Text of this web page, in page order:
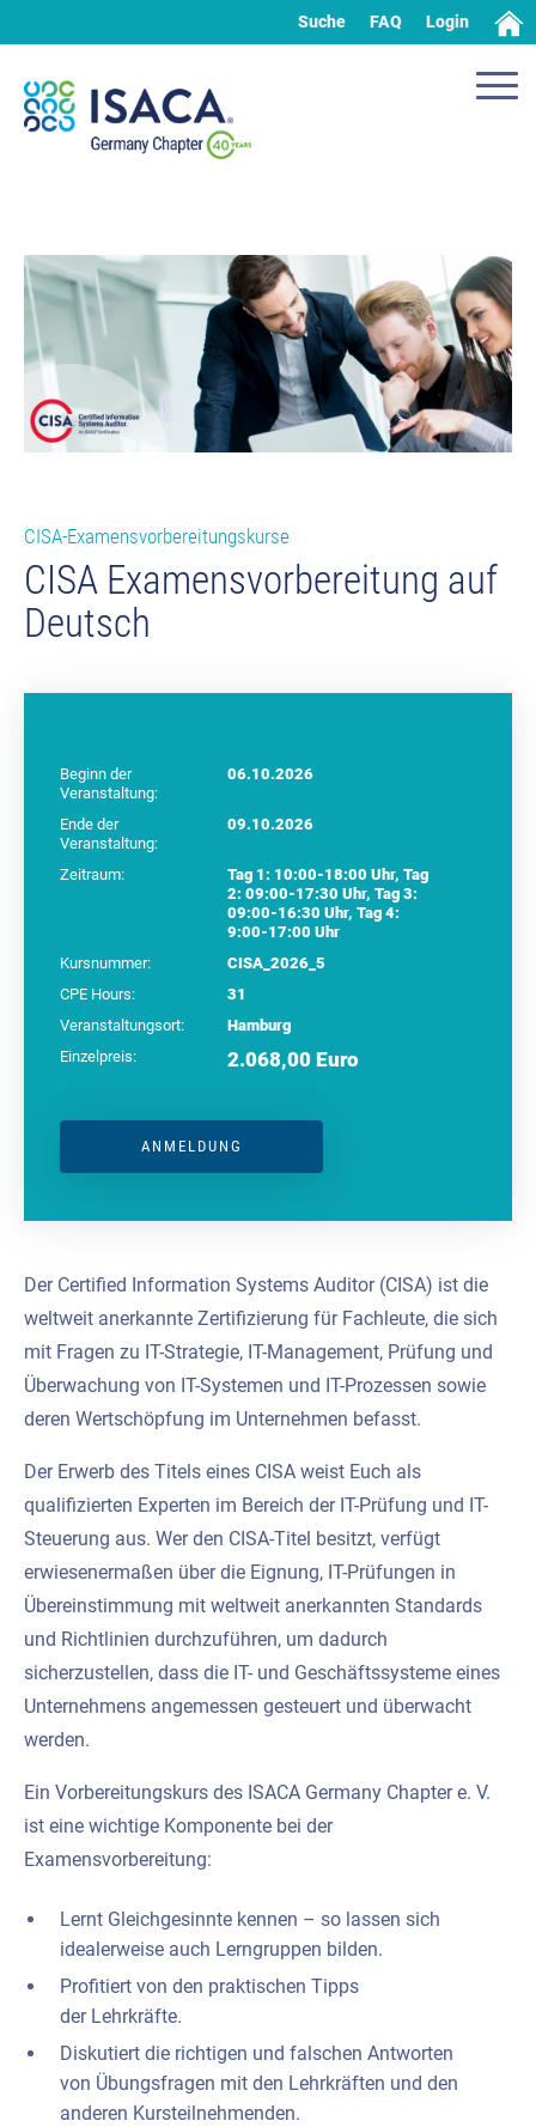
Suche FAQ Login
CISA-Examensvorbereitungskurse
CISA Examensvorbereitung auf
Deutsch
Beginn der
Veranstaltung:
06.10.2026
Ende der
Veranstaltung:
09.10.2026
Zeitraum:
Tag 1: 10:00-18:00 Uhr, Tag
2: 09:00-17:30 Uhr, Tag 3:
09:00-16:30 Uhr, Tag 4:
9:00-17:00 Uhr
Kursnummer:
CISA_2026_5
CPE Hours:
31
Veranstaltungsort:
Hamburg
Einzelpreis:
2.068,00 Euro
ANMELDUNG
Der Certified Information Systems Auditor (CISA) ist die
weltweit anerkannte Zertifizierung für Fachleute, die sich
mit Fragen zu IT-Strategie, IT-Management, Prüfung und
Überwachung von IT-Systemen und IT-Prozessen sowie
deren Wertschöpfung im Unternehmen befasst.
Der Erwerb des Titels eines CISA weist Euch als
qualifizierten Experten im Bereich der IT-Prüfung und IT-
Steuerung aus. Wer den CISA-Titel besitzt, verfügt
erwiesenermaßen über die Eignung, IT-Prüfungen in
Übereinstimmung mit weltweit anerkannten Standards
und Richtlinien durchzuführen, um dadurch
sicherzustellen, dass die IT- und Geschäftssysteme eines
Unternehmens angemessen gesteuert und überwacht
werden.
Ein Vorbereitungskurs des ISACA Germany Chapter e. V.
ist eine wichtige Komponente bei der
Examensvorbereitung:
Lernt Gleichgesinnte kennen – so lassen sich
idealerweise auch Lerngruppen bilden.
Profitiert von den praktischen Tipps
der Lehrkräfte.
Diskutiert die richtigen und falschen Antworten
von Übungsfragen mit den Lehrkräften und den
anderen Kursteilnehmenden.